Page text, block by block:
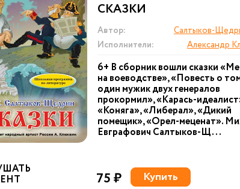
СКАЗКИ
Автор:
Салтыков-
Исполнители:
Александр
6+ В сборник вошли сказки
на воеводстве», «Повесть о
один мужик двух генералов
прокормил», «Карась-
«Коняга», «Либерал», «Дикий
помещик», «Орел-меценат».
Евграфович Салтыков-Щ...
75 ₽ Купить